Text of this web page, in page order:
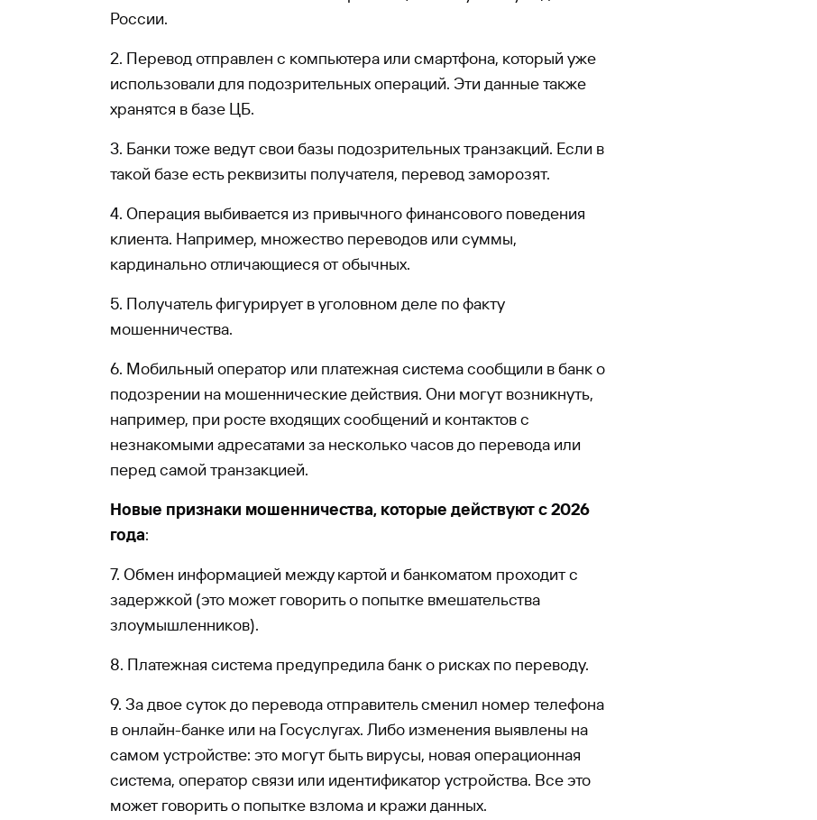
России.
2. Перевод отправлен с компьютера или смартфона, который уже
использовали для подозрительных операций. Эти данные также
хранятся в базе ЦБ.
3. Банки тоже ведут свои базы подозрительных транзакций. Если в
такой базе есть реквизиты получателя, перевод заморозят.
4. Операция выбивается из привычного финансового поведения
клиента. Например, множество переводов или суммы,
кардинально отличающиеся от обычных.
5. Получатель фигурирует в уголовном деле по факту
мошенничества.
6. Мобильный оператор или платежная система сообщили в банк о
подозрении на мошеннические действия. Они могут возникнуть,
например, при росте входящих сообщений и контактов с
незнакомыми адресатами за несколько часов до перевода или
перед самой транзакцией.
Новые признаки мошенничества, которые действуют с 2026
года:
7. Обмен информацией между картой и банкоматом проходит с
задержкой (это может говорить о попытке вмешательства
злоумышленников).
8. Платежная система предупредила банк о рисках по переводу.
9. За двое суток до перевода отправитель сменил номер телефона
в онлайн-банке или на Госуслугах. Либо изменения выявлены на
самом устройстве: это могут быть вирусы, новая операционная
система, оператор связи или идентификатор устройства. Все это
может говорить о попытке взлома и кражи данных.